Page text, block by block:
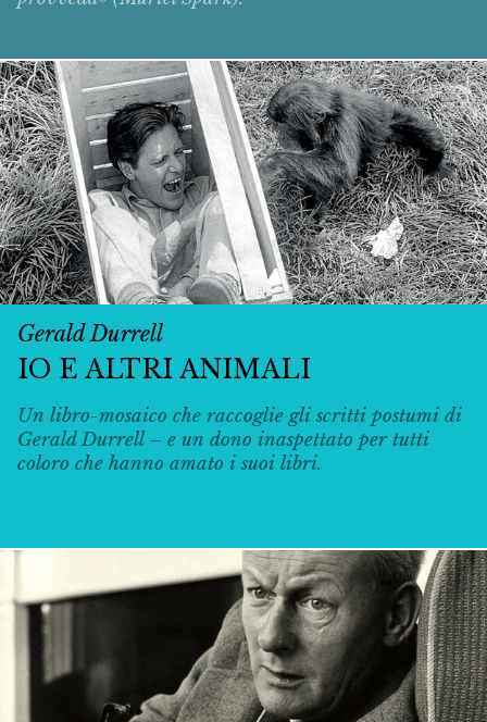
Gerald Durrell
IO E ALTRI ANIMALI
Un libro-mosaico che raccoglie gli scritti postumi di
Gerald Durrell – e un dono inaspettato per tutti
coloro che hanno amato i suoi libri.